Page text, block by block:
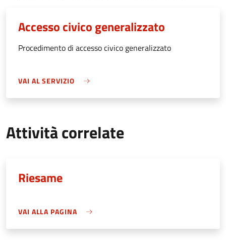
Accesso civico generalizzato
Procedimento di accesso civico generalizzato
VAI AL SERVIZIO
Attività correlate
Riesame
VAI ALLA PAGINA